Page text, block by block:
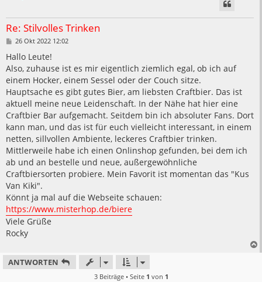
Re: Stilvolles Trinken
B
i
r
a
g
26 Okt 2022 12:02
Hallo Leute!
Also, zuhause ist es mir eigentlich ziemlich egal, ob ich auf
einem Hocker, einem Sessel oder der Couch sitze.
Hauptsache es gibt gutes Bier, am liebsten Craftbier. Das ist
aktuell meine neue Leidenschaft. In der Nähe hat hier eine
Craftbier Bar aufgemacht. Seitdem bin ich absoluter Fans. Dort
kann man, und das ist für euch vielleicht interessant, in einem
netten, sillvollen Ambiente, leckeres Craftbier trinken.
Mittlerweile habe ich einen Onlinshop gefunden, bei dem ich
ab und an bestelle und neue, außergewöhnliche
Craftbiersorten probiere. Mein Favorit ist momentan das "Kus
Van Kiki".
Könnt ja mal auf die Webseite schauen:
https://www.misterhop.de/biere
Viele Grüße
Rocky
ANTWORTEN
3 Beiträge • Seite 1 von 1